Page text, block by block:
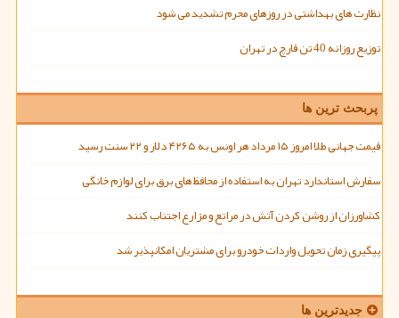
نظارت های بهداشتی در روزهای محرم تشدید می شود
توزیع روزانه 40 تن قارچ در تهران
پربحث ترین ها
قیمت جهانی طلا امروز ۱۵ مرداد هر اونس به ۴۲۶۵ دلار و ۲۲ سنت رسید
سفارش استاندارد تهران به استفاده از محافظ های برق برای لوازم خانگی
کشاورزان از روشن کردن آتش در مراتع و مزارع اجتناب کنند
پیگیری زمان تحویل واردات خودرو برای مشتریان امکانپذیر شد
جدیدترین ها